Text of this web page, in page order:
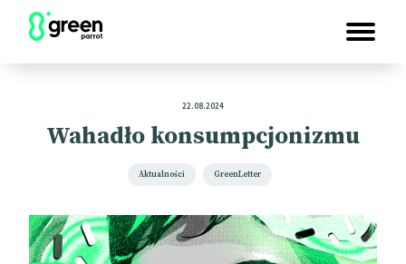
22.08.2024
Wahadło konsumpcjonizmu
Aktualności GreenLetter